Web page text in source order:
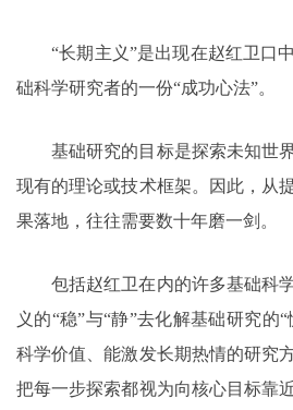
“长期主义”是出现在赵红卫口
础科学研究者的一份“成功心法”。
基础研究的目标是探索未知世
现有的理论或技术框架。因此，从
果落地，往往需要数十年磨一剑。
包括赵红卫在内的许多基础科
义的“稳”与“静”去化解基础研究的
科学价值、能激发长期热情的研究
把每一步探索都视为向核心目标靠